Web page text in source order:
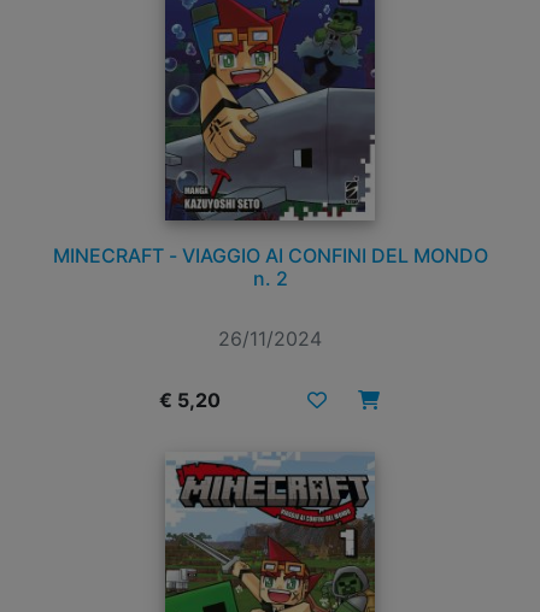
MINECRAFT - VIAGGIO AI CONFINI DEL MONDO
n. 2
26/11/2024
€ 5,20